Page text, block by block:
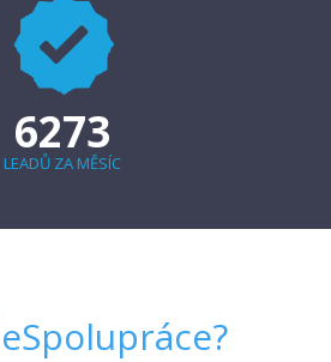
6273
LEADŮ ZA MĚSÍC
eSpolupráce?